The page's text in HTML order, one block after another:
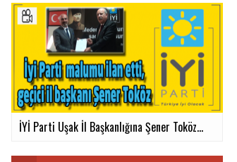
İYİ Parti Uşak İl Başkanlığına Şener Toköz...